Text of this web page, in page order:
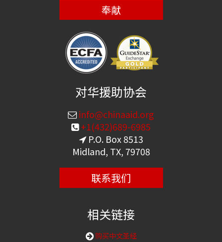
奉献
对华援助协会
info@chinaaid.org
+1(432)689-6985
P.O. Box 8513
Midland, TX, 79708
联系我们
相关链接
购买中文圣经